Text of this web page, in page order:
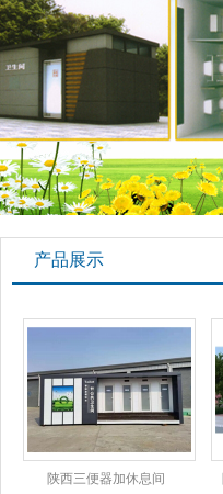
产品展示
陕西三便器加休息间